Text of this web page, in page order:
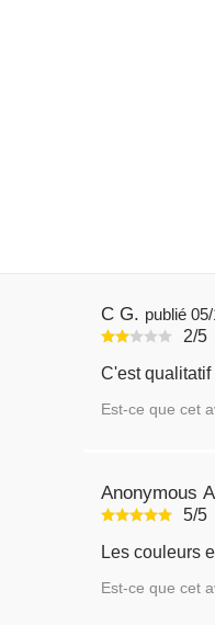
C G.
2/5
C'est
Est-ce que cet
Anonymous
5/5
Les couleurs
Est-ce que cet